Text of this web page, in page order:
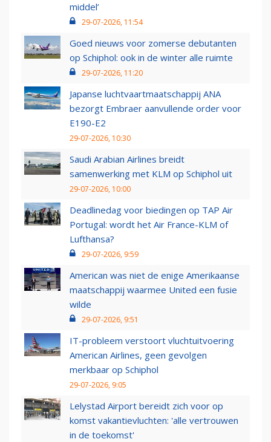
middel’
29-07-2026, 11:54
Goed nieuws voor zomerse debutanten
op Schiphol: ook in de winter alle ruimte
29-07-2026, 11:20
Japanse luchtvaartmaatschappij ANA
bezorgt Embraer aanvullende order voor
E190-E2
29-07-2026, 10:30
Saudi Arabian Airlines breidt
samenwerking met KLM op Schiphol uit
29-07-2026, 10:00
Deadlinedag voor biedingen op TAP Air
Portugal: wordt het Air France-KLM of
Lufthansa?
29-07-2026, 9:59
American was niet de enige Amerikaanse
maatschappij waarmee United een fusie
wilde
29-07-2026, 9:51
IT-probleem verstoort vluchtuitvoering
American Airlines, geen gevolgen
merkbaar op Schiphol
29-07-2026, 9:05
Lelystad Airport bereidt zich voor op
komst vakantievluchten: 'alle vertrouwen
in de toekomst'